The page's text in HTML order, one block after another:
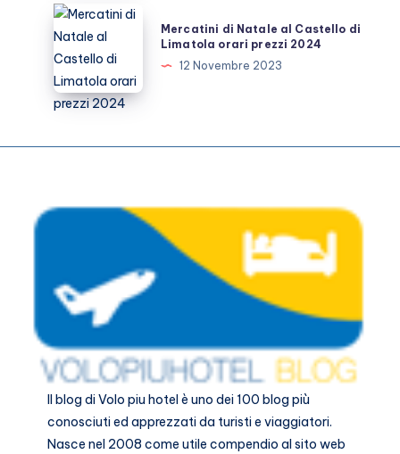
dell’Ettore
2024
Mercatini
di
Natale
al
Castello
Limatola
2024
Mercatini di Natale al Castello di
Limatola orari prezzi 2024
12 Novembre 2023
Il blog diVolo piu hotel è uno dei 100 blog più
conosciuti ed apprezzati da turisti e viaggiatori.
Nasce nel 2008 come utile compendio al sito web